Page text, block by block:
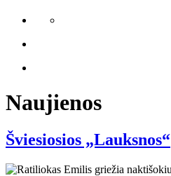
Naujienos
Šviesiosios „Lauksnos“